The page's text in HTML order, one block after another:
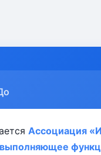
Ассоциация